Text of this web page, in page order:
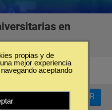
en
Zaragoza FILTRAR
propias y de
mejor experiencia
aceptando